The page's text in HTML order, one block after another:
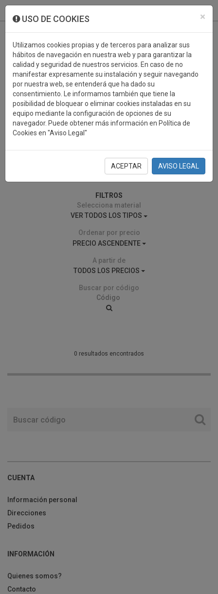
×
USO DE COOKIES
Utilizamos cookies propias y de terceros para analizar sus
hábitos de navegación en nuestra web y para garantizar la
calidad y seguridad de nuestros servicios. En caso de no
manifestar expresamente su instalación y seguir navegando
por nuestra web, se entenderá que ha dado su
consentimiento. Le informamos también que tiene la
posibilidad de bloquear o eliminar cookies instaladas en su
equipo mediante la configuración de opciones de su
navegador. Puede obtener más información en Política de
Cookies en "Aviso Legal"
ACEPTAR AVISO LEGAL
SUBMARINISMO
FILTROS
Selecciona material
VER TODOS LOS TIPOS
Ordenar por precio
PRECIO ASCENDENTE
A partir de
TODOS LOS PRECIOS
Buscar por código
0 resultados encontrados
CUENTA
Información personal
Direcciones
Pedidos
INFORMACIÓN
Quienes somos?
Contacto